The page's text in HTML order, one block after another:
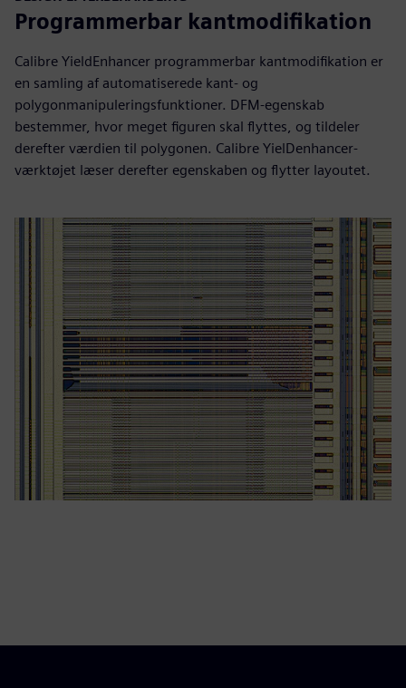
Programmerbar kantmodifikation
Calibre YieldEnhancer programmerbar kantmodifikation er
en samling af automatiserede kant- og
polygonmanipuleringsfunktioner. DFM-egenskab
bestemmer, hvor meget figuren skal flyttes, og tildeler
derefter værdien til polygonen. Calibre YielDenhancer-
værktøjet læser derefter egenskaben og flytter layoutet.